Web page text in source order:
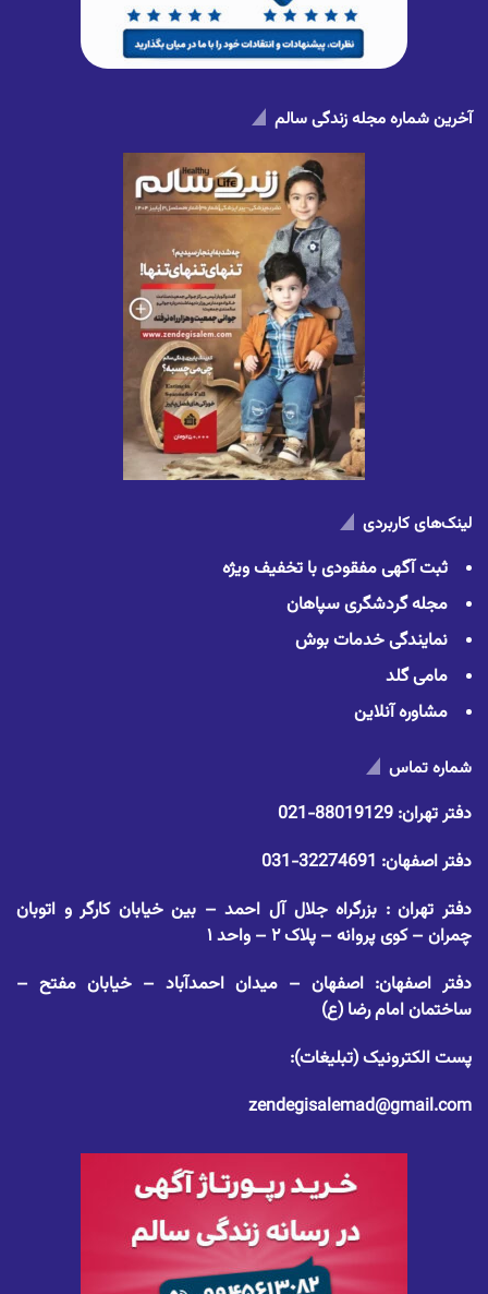
آخرین شماره مجله زندگی سالم
لینک‌های کاربردی
ثبت آگهی مفقودی با تخفیف ویژه
مجله گردشگری سپاهان
نمایندگی خدمات بوش
مامی گلد
مشاوره آنلاین
شماره تماس
دفتر تهران: 88019129-021
دفتر اصفهان: 32274691-031
دفتر تهران : بزرگراه جلال آل احمد – بین خیابان کارگر و اتوبان
چمران – کوی پروانه – پلاک ۲ – واحد ۱
دفتر اصفهان: اصفهان – میدان احمدآباد – خیابان مفتح –
ساختمان امام رضا (ع)
پست الکترونیک (تبلیغات):
zendegisalemad@gmail.com